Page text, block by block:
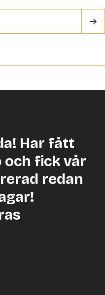
Har fått
och fick vår
redan